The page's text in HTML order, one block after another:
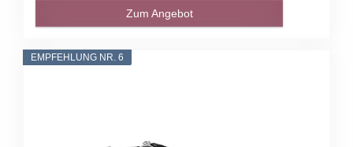
Zum Angebot
EMPFEHLUNG NR. 6